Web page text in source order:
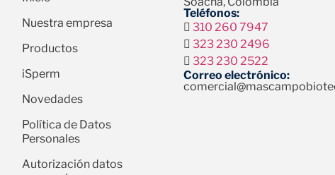
Nuestra empresa
Productos
iSperm
Novedades
Política de Datos
Personales
Autorización datos
Teléfonos:
310 260 7947
323 230 2496
323 230 2522
Correo electrónico: